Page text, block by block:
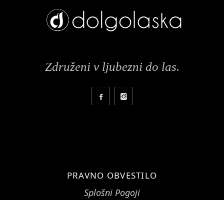
Združeni v ljubezni do las.
PRAVNO OBVESTILO
Splošni Pogoji